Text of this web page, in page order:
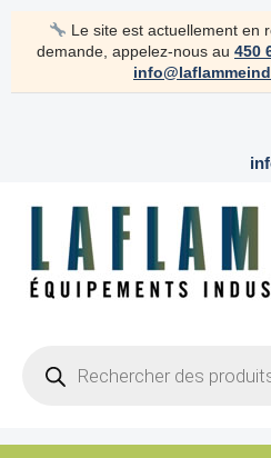
Le site est actuellement en
demande, appelez-nous au 450
search